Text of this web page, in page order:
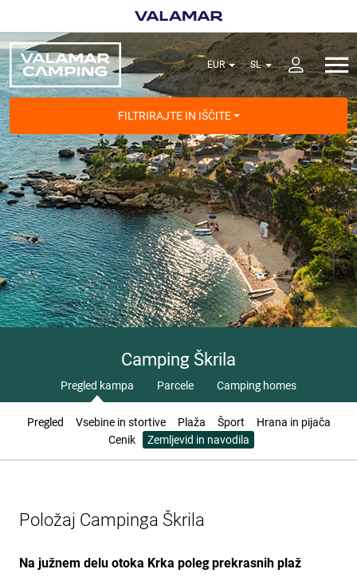
FILTRIRAJTE IN IŠČITE
Camping Škrila
Pregled kampa Parcele Camping homes
Pregled Vsebine in stortive Plaža Šport
Hrana in pijača
Cenik
Zemljevid in navodila
Položaj Campinga Škrila
Na južnem delu otoka Krka poleg prekrasnih plaž